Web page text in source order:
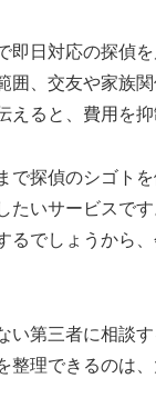
即日対応の探偵
囲、交友や家族
えると、費用を抑
で探偵のシゴト
たいサービスで
るでしょうから
い第三者に相談
整理できるのは